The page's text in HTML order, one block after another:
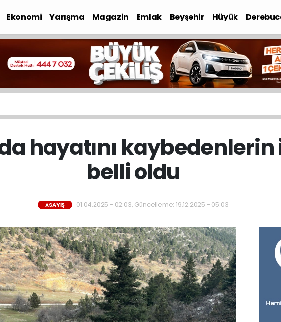
Ekonomi Yarışma Magazin Emlak Beyşehir Hüyük
hayatını
belli oldu
ASAYIŞ 01.04.2025 - 02:03, Güncelleme: 19.12.2025 - 05:03